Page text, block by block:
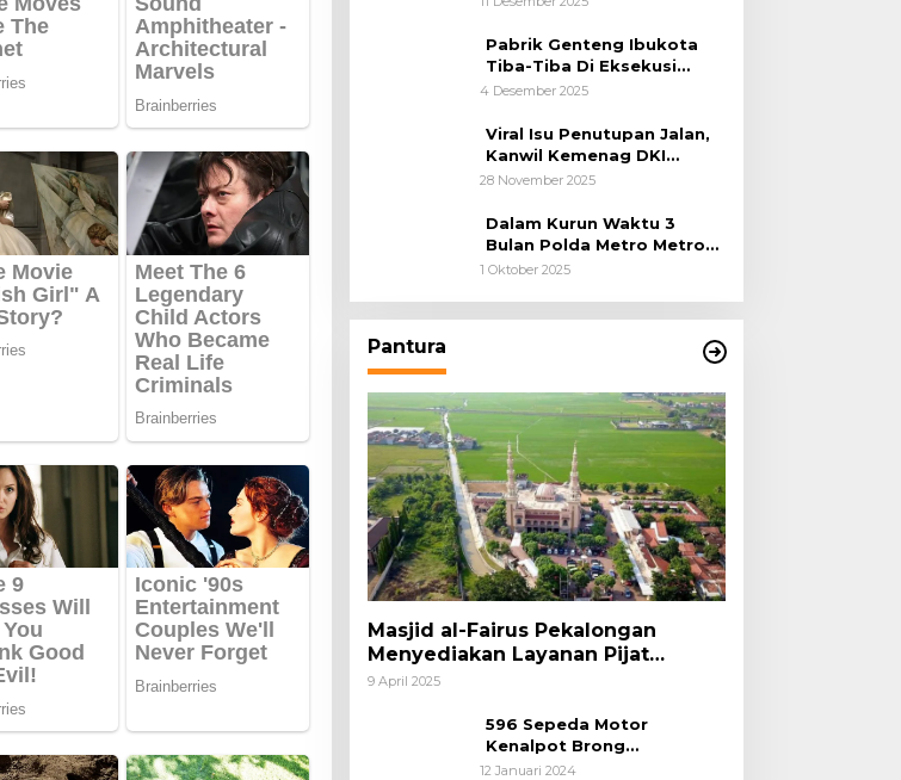
Pabrik Genteng Ibukota
Tiba-Tiba Di Eksekusi
Jurusita Pengadilan Negeri
Hukum Sejak Awal
4 Desember 2025
Viral Isu Penutupan Jalan,
Kanwil Kemenag DKI
Jakarta Luruskan Fakta
28 November 2025
Dalam Kurun Waktu 3
Bulan Polda Metro Metro
Ungkap 1,14 Ton Narkoba
1 Oktober 2025
Pantura
Masjid al-Fairus Pekalongan
Menyediakan Layanan Pijat
hingga Potong Rambut Gratis bagi
9 April 2025
596 Sepeda Motor
Kenalpot Brong
Diamankan Polres
12 Januari 2024